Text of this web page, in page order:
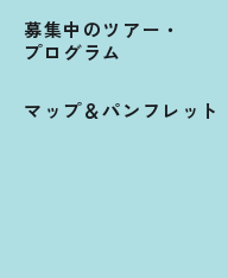
募集中のツアー・
プログラム
マップ＆パンフレット